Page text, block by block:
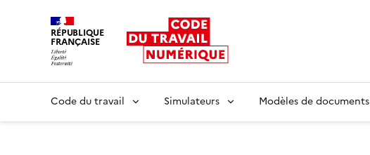
RÉPUBLIQUE
FRANÇAISE
Code du travail Simulateurs Modèles de documents